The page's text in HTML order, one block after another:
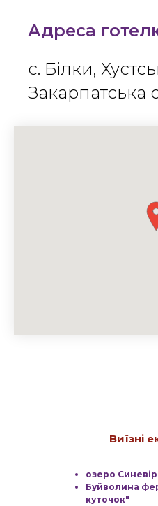
Адреса
с. Білки,
Закарпатська
Виїзні
озеро Синевір
Буйволина
куточок"